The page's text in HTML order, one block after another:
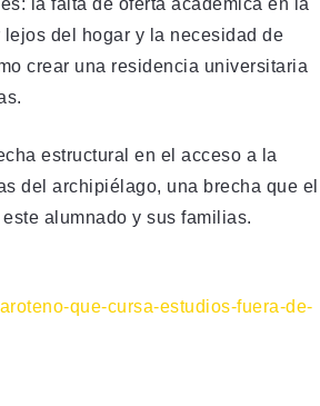
la falta de oferta académica en la
del hogar y la necesidad de
crear una residencia universitaria
estructural en el acceso a la
del archipiélago, una brecha que el
alumnado y sus familias.
que-cursa-estudios-fuera-de-